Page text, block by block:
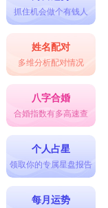
抓住机会做个有钱人
姓名配对
多维分析配对情况
八字合婚
合婚指数有多高速查
个人占星
领取你的专属星盘报告
每月运势